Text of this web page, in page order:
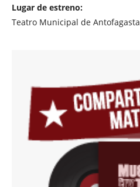
Lugar de estreno:
Teatro Municipal de Antofagasta